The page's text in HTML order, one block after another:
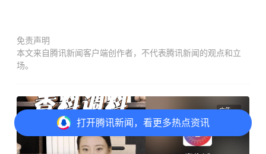
免责声明
本文来自腾讯新闻客户端创作者，不代表腾讯新闻的观点和立
场。
打开腾讯新闻，看更多热点资讯
广告